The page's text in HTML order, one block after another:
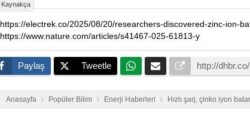
Kaynakça
https://electrek.co/2025/08/20/researchers-discovered-zinc-ion-
https://www.nature.com/articles/s41467-025-61813-y
Paylaş Tweetle
Anasayfa Popüler Bilim Enerji Haberleri Hızlı şarj, çinko iyon